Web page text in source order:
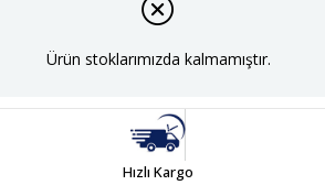
Ürün stoklarımızda kalmamıştır.
Hızlı Kargo